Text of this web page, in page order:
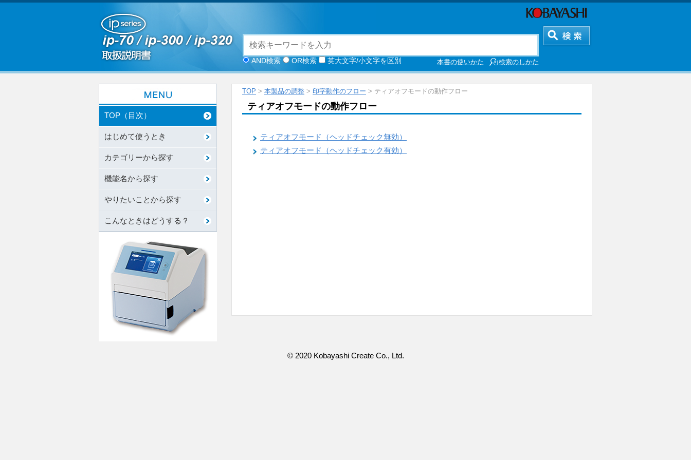
AND検索 OR検索 英大文字/小文字を区別 検索のしかた
本書の使いかた
TOP（目次）
はじめて使うとき
カテゴリーから探す
機能名から探す
やりたいことから探す
こんなときはどうする？
TOP > 本製品の調整 > 印字動作のフロー > ティアオフモードの動作フロー
ティアオフモードの動作フロー
ティアオフモード（ヘッドチェック無効）
ティアオフモード（ヘッドチェック有効）
© 2020 Kobayashi Create Co., Ltd.